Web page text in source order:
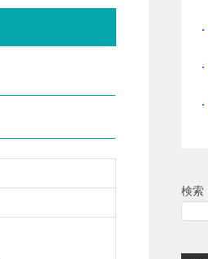
・
・
・
検索